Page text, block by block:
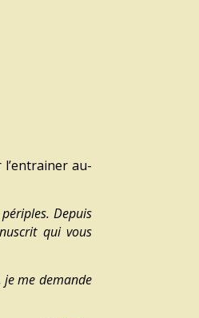
au-
Depuis
qui vous
je me demande